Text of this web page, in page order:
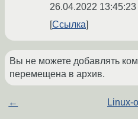
26.04.2022
Ссылка
Вы не можете добавлять
перемещена в архив.
← Linux-